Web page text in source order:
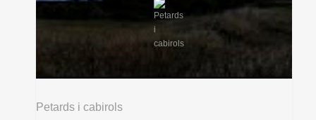
Petards i cabirols